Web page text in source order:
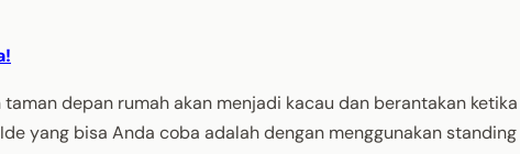
depan rumah akan menjadi kacau dan berantakan ketika
yang bisa Anda coba adalah dengan menggunakan standing